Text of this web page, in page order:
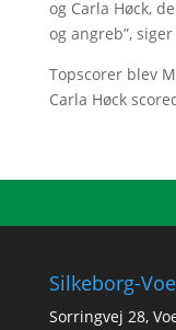
og Carla Høck,
og angreb”,
Topscorer blev
Carla Høck
Silkeborg-
Sorringvej 28,